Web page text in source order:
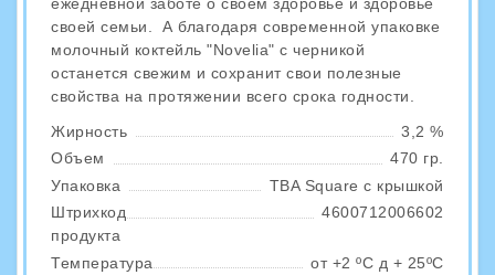
своей семьи. А благодаря современной упаковке
молочный коктейль "Novelia" с черникой
останется свежим и сохранит свои полезные
свойства на протяжении всего срока годности.
Жирность
3,2 %
Объем
470 гр.
Упаковка
TBA Square с крышкой
Штрихкод
продукта
4600712006602
Температура
от +2 ºС д + 25ºС